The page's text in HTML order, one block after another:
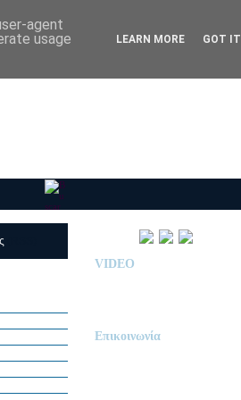
VIDEO
Επικοινωνία
agent
usage
LEARN MORE GOT IT